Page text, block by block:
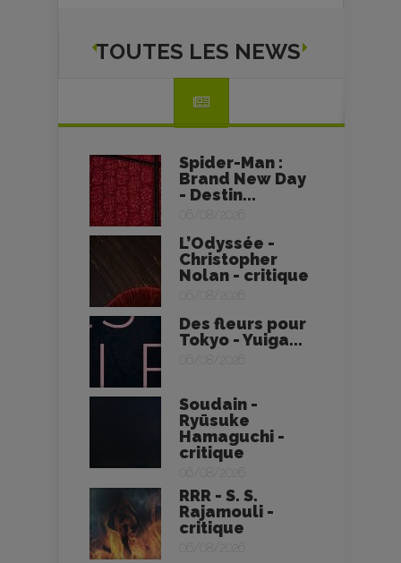
TOUTES LES NEWS
Spider-Man :
Brand New Day
- Destin...
06/08/2026
L’Odyssée -
Christopher
Nolan - critique
06/08/2026
Des fleurs pour
Tokyo - Yuiga...
06/08/2026
Soudain -
Ryūsuke
Hamaguchi -
critique
06/08/2026
RRR - S. S.
Rajamouli -
critique
06/08/2026